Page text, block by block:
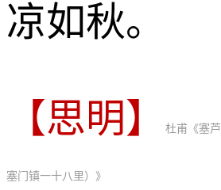
凉如秋。
【思明】 杜甫《塞
塞门镇一十八里）》